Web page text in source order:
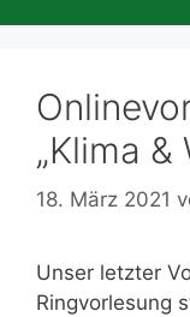
„Klima &
18. März 2021
Unser letzter
Ringvorlesung